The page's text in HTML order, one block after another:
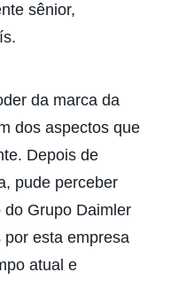
sênior,
da marca da
dos aspectos que
Depois de
pude perceber
Grupo Daimler
esta empresa
atual e